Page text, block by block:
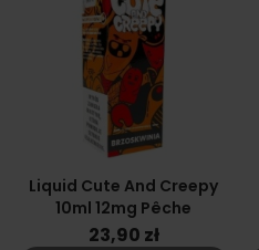
Liquid Cute And Creepy
10ml 12mg Pêche
23,90 zł